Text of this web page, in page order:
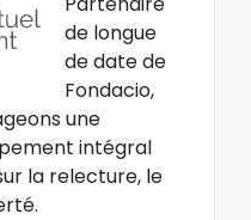
de longue
de date de
Fondacio,
une
intégral
la relecture, le